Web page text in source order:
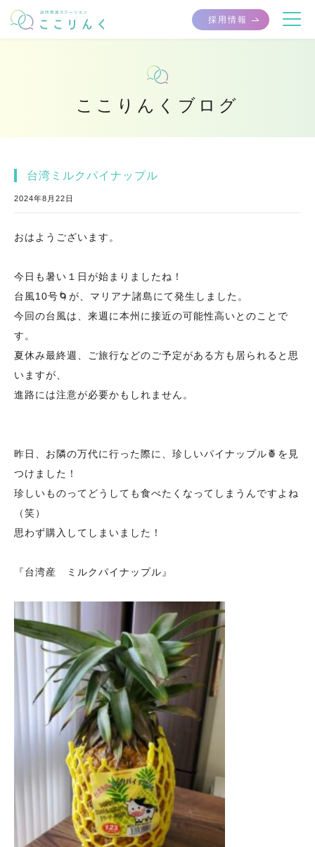
採用情報
ここりんくブログ
台湾ミルクパイナップル
2024年8月22日
おはようございます。
今日も暑い１日が始まりましたね！
台風10号🌀が、マリアナ諸島にて発生しました。
今回の台風は、来週に本州に接近の可能性高いとのことで
す。
夏休み最終週、ご旅行などのご予定がある方も居られると思
いますが、
進路には注意が必要かもしれません。
昨日、お隣の万代に行った際に、珍しいパイナップル🍍を見
つけました！
珍しいものってどうしても食べたくなってしまうんですよね
（笑）
思わず購入してしまいました！
『台湾産 ミルクパイナップル』